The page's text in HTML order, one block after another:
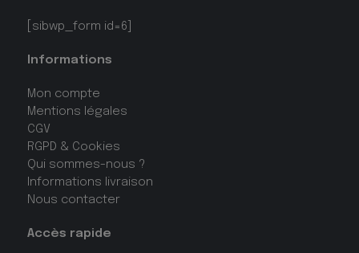
[sibwp_form id=6]
Informations
Mon compte
Mentions légales
CGV
RGPD & Cookies
Qui sommes-nous ?
Informations livraison
Nous contacter
Accès rapide